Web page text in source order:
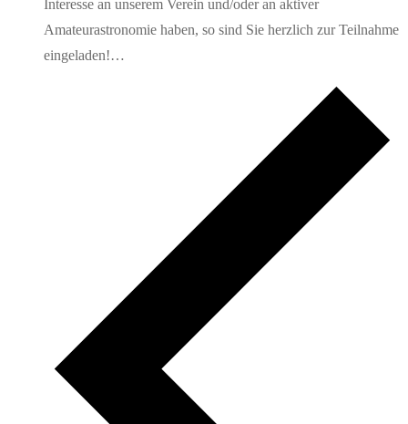
Interesse an unserem Verein und/oder an aktiver
Amateurastronomie haben, so sind Sie herzlich zur Teilnahme
eingeladen!…